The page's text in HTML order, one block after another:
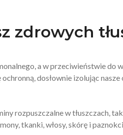
zdrowych
a w przeciwieństwie do
dosłownie izolując
rozpuszczalne w tłuszczach,
tkanki, włosy, skórę i